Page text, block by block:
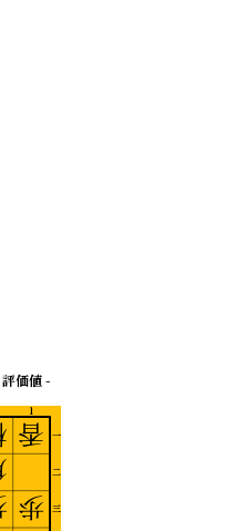
1
一
二
三
評価値 -
香
歩